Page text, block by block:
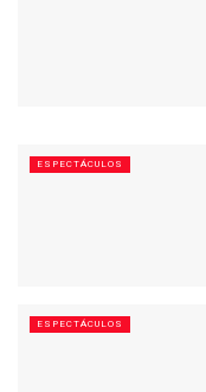
ESPECTÁCULOS
ESPECTÁCULOS